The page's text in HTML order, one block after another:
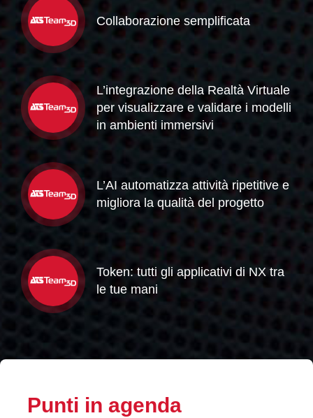
Collaborazione semplificata
L’integrazione della Realtà Virtuale
per visualizzare e validare i modelli
in ambienti immersivi
L’AI automatizza attività ripetitive e
migliora la qualità del progetto
Token: tutti gli applicativi di NX tra
le tue mani
Punti in agenda